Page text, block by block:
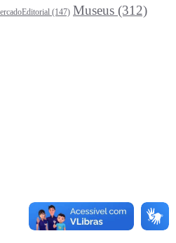
(147) Museus (312)